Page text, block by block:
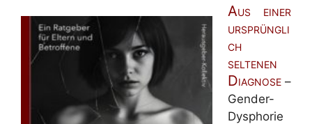
Aus einer
ursprüngli
ch
seltenen
Diagnose –
Gender-
Dysphorie